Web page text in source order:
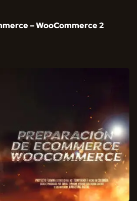
– WooCommerce 2